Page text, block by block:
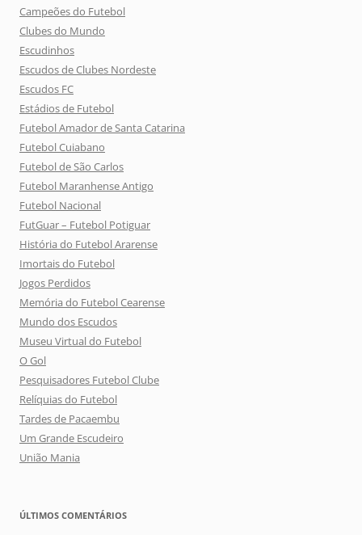
Campeões do Futebol
Clubes do Mundo
Escudinhos
Escudos de Clubes Nordeste
Escudos FC
Estádios de Futebol
Futebol Amador de Santa Catarina
Futebol Cuiabano
Futebol de São Carlos
Futebol Maranhense Antigo
Futebol Nacional
FutGuar – Futebol Potiguar
História do Futebol Ararense
Imortais do Futebol
Jogos Perdidos
Memória do Futebol Cearense
Mundo dos Escudos
Museu Virtual do Futebol
O Gol
Pesquisadores Futebol Clube
Relíquias do Futebol
Tardes de Pacaembu
Um Grande Escudeiro
União Mania
ÚLTIMOS COMENTÁRIOS